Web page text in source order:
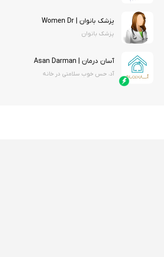
پزشک بانوان | Women Dr
پزشک بانوان
آسان درمان | Asan Darman
آد، حس خوب سلامتی در خانه